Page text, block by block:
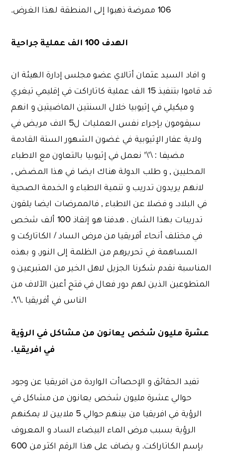
106 ممرضة ذهبوا إلى المنطقة لهذا الغرض.
الهدف 100 الف عملية جراحية
و افاد السيد عثمان أتالاي عضو مجلس إدارة الهيئة ان
قد قاموا بتنفيذ 15 الف عملية كاتاراكت في إقليمي تيغري
و ميكيلي في إثيوبيا خلال السنتين الماضيتين و انهم
سيقومون بإجراء نفس العمليات ل5 الاف مريض في
ولاية عفار الإثيوبية في غضون الشهور الستة القادمة
مضيفا : \'\' نعمل في إثيوبيا بالتعاون مع الاطباء
المحليين , و طلب الدولة هناك ايضا في هذا المضض ,
لانهم يريدون تدريب و تنمية الاطباء و الخدمة الصحية
في البلاد. و فضلا عن الاطباء , فالممرضات ايضا يلقون
تدريبات بهذا الشان . هدفنا هو إنقاذ 100 ألف شخص
في مختلف أنحاء أفريقيا من مرض الساد / الكاتاركت و
المساهمة في تحريرهم من الظلمة إلى النور. و بهذه
المناسبة نقدم شكرنا الجزيل لاهل الخير من المتبرعين و
المتطوعين الذين لهم دور فعال في فتح أعين الآلاف من
الناس في أفريقيا .\'\'.
عشرة مليون شخص يعانون من مشاكل في الرؤية
في افريقيا.
تفيد الحقائق و الإحصاأت الواردة من افريقيا عن وجود
حوالي عشرة مليون شخص يعانون من مشاكل في
الرؤية في افريقيا من بينهم حوالي 5 ملايين لا يمكنهم
الرؤية بسبب مرض الماء البيضاء الساد و المعروف
بإسم الكاتاراكت. و يضاف على هذا الرقم اكثر من 600